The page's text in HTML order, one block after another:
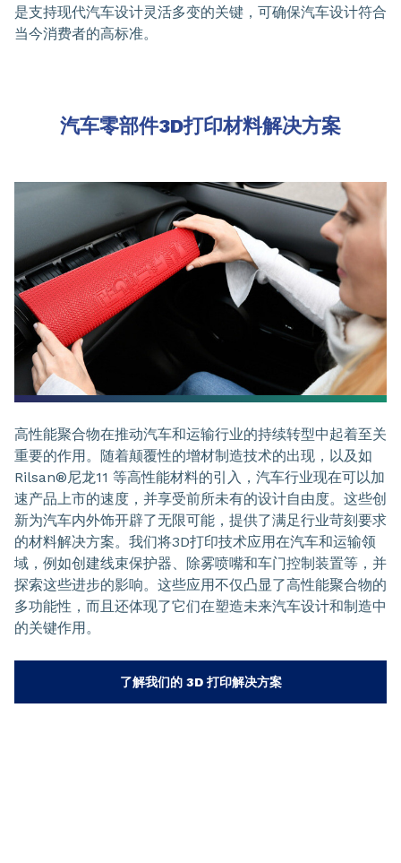
是支持现代汽车设计灵活多变的关键，可确保汽车设计符合
当今消费者的高标准。
汽车零部件3D打印材料解决方案
高性能聚合物在推动汽车和运输行业的持续转型中起着至关
重要的作用。随着颠覆性的增材制造技术的出现，以及如
Rilsan®尼龙11 等高性能材料的引入，汽车行业现在可以加
速产品上市的速度，并享受前所未有的设计自由度。这些创
新为汽车内外饰开辟了无限可能，提供了满足行业苛刻要求
的材料解决方案。我们将3D打印技术应用在汽车和运输领
域，例如创建线束保护器、除雾喷嘴和车门控制装置等，并
探索这些进步的影响。这些应用不仅凸显了高性能聚合物的
多功能性，而且还体现了它们在塑造未来汽车设计和制造中
的关键作用。
了解我们的 3D 打印解决方案